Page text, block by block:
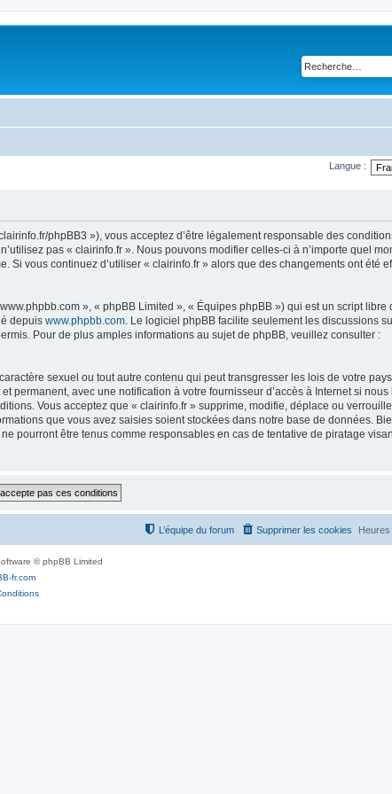
Langue :
phpBB3 »), vous acceptez d’être légalement responsable des
pas « clairinfo.fr ». Nous pouvons modifier celles-ci à n’importe quel
vous continuez d’utiliser « clairinfo.fr » alors que des changements ont été
», « phpBB Limited », « Équipes phpBB ») qui est un script libre
depuis www.phpbb.com. Le logiciel phpBB facilite seulement les discussions
Pour de plus amples informations au sujet de phpBB, veuillez consulter :
sexuel ou tout autre contenu qui peut transgresser les lois de votre
avec une notification à votre fournisseur d’accès à Internet si
Vous acceptez que « clairinfo.fr » supprime, modifie, déplace ou verrouille
que vous avez saisies soient stockées dans notre base de données.
pourront être tenus comme responsables en cas de tentative de piratage
Supprimer les cookies
L’équipe du forum
© phpBB Limited
fr.com